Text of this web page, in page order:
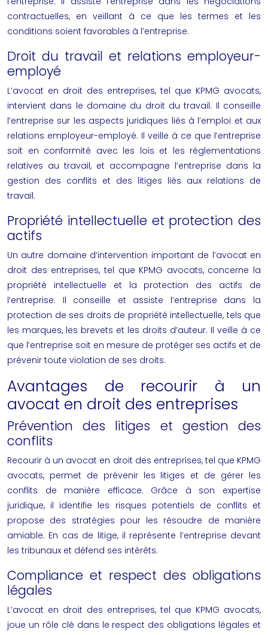
contractuelles, en veillant à ce que les termes et les
conditions soient favorables à l’entreprise.
Droit du travail et relations employeur-
employé
L’avocat en droit des entreprises, tel que KPMG avocats,
intervient dans le domaine du droit du travail. Il conseille
l’entreprise sur les aspects juridiques liés à l’emploi et aux
relations employeur-employé. Il veille à ce que l’entreprise
soit en conformité avec les lois et les réglementations
relatives au travail, et accompagne l’entreprise dans la
gestion des conflits et des litiges liés aux relations de
travail.
Propriété intellectuelle et protection des
actifs
Un autre domaine d’intervention important de l’avocat en
droit des entreprises, tel que KPMG avocats, concerne la
propriété intellectuelle et la protection des actifs de
l’entreprise. Il conseille et assiste l’entreprise dans la
protection de ses droits de propriété intellectuelle, tels que
les marques, les brevets et les droits d’auteur. Il veille à ce
que l’entreprise soit en mesure de protéger ses actifs et de
prévenir toute violation de ses droits.
Avantages de recourir à un
avocat en droit des entreprises
Prévention des litiges et gestion des
conflits
Recourir à un avocat en droit des entreprises, tel que KPMG
avocats, permet de prévenir les litiges et de gérer les
conflits de manière efficace. Grâce à son expertise
juridique, il identifie les risques potentiels de conflits et
propose des stratégies pour les résoudre de manière
amiable. En cas de litige, il représente l’entreprise devant
les tribunaux et défend ses intérêts.
Compliance et respect des obligations
légales
L’avocat en droit des entreprises, tel que KPMG avocats,
joue un rôle clé dans le respect des obligations légales et